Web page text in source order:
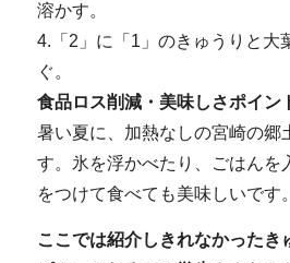
溶かす。
4.「2」に「1」のきゅうりと大
ぐ。
食品ロス削減・美味しさポイン
暑い夏に、加熱なしの宮崎の郷
す。氷を浮かべたり、ごはんを
をつけて食べても美味しいです。
ここでは紹介しきれなかったき